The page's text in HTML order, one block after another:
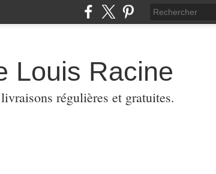
Louis Racine
régulières et gratuites.